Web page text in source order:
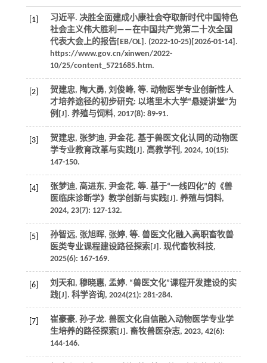
[1]
习近平. 决胜全面建成小康社会夺取新时代中国特色
社会主义伟大胜利——在中国共产党第二十次全国
代表大会上的报告[EB/OL]. (2022-10-25)[2026-01-14].
https://www.gov.cn/xinwen/2022-
10/25/content_5721685.htm.
[2] 贺建忠, 陶大勇, 刘俊峰, 等. 动物医学专业创新性人
才培养途径的初步研究: 以塔里木大学“悬疑讲堂”为
例[J]. 养殖与饲料, 2017(8): 89-91.
[3]
贺建忠, 张梦迪, 尹金花. 基于兽医文化认同的动物医
学专业教育改革与实践[J]. 高教学刊 , 2024, 10(15):
147-150.
[4] 张梦迪, 高进东, 尹金花, 等. 基于“一线四化”的《兽
医临床诊断学》教学创新与实践[J]. 养殖与饲料,
2024, 23(7): 127-132.
[5] 孙智远, 张旭晖, 张婷, 等. 兽医文化融入高职畜牧兽
医类专业课程建设路径探索[J]. 现代畜牧科技,
2025(6): 167-169.
[6]
刘天和, 穆晓惠, 孟婷. “兽医文化”课程开发建设的实
践[J]. 科学咨询, 2024(21): 281-284.
[7]
崔豪豪, 孙子龙. 兽医文化自信融入动物医学专业学
生培养的路径探索[J]. 畜牧兽医杂志, 2023, 42(6):
144-146.